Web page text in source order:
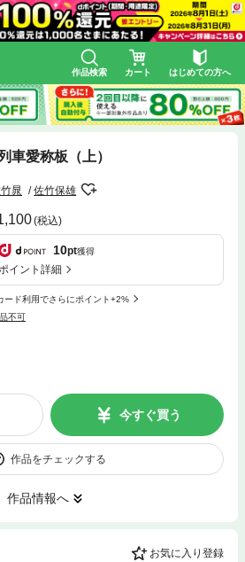
作品検索 カート はじめての方へ
車愛称板（上）
晁 佐竹保雄
(税込)
10pt獲得
イント詳細
ード利用でさらにポイント+2%
不可
今すぐ買う
作品をチェックする
作品情報へ
お気に入り登録